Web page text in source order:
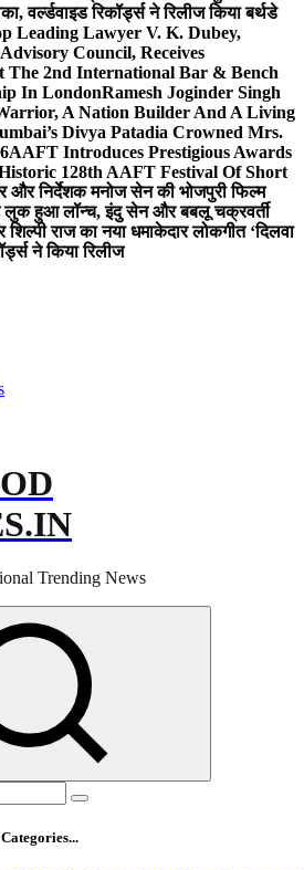
वर्ल्डवाइड रिकॉर्ड्स ने रिलीज किया बर्थडे
Leading Lawyer V. K. Dubey,
Council, Receives
The 2nd International Bar & Bench
In LondonRamesh Joginder Singh
A Nation Builder And A Living
Divya Patadia Crowned Mrs.
AAFT Introduces Prestigious Awards
128th AAFT Festival Of Short
और निर्देशक मनोज सेन की भोजपुरी फिल्म
लुक हुआ लॉन्च, इंदु सेन और बबलू चक्रवर्ती
राज का नया धमाकेदार लोकगीत ‘दिलवा
ने किया रिलीज
Trending News